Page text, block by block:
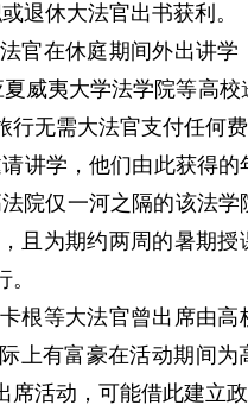
休大法官出书获利。
在休庭期间外出讲学
威夷大学法学院等高校
无需大法官支付任何费
讲学，他们由此获得的
院仅一河之隔的该法学
且为期约两周的暑期授
等大法官曾出席由高
上有富豪在活动期间为
活动，可能借此建立政